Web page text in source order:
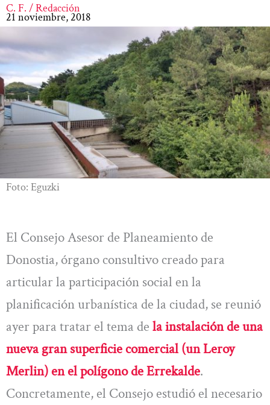
C. F. / Redacción
21 noviembre, 2018
Foto: Eguzki
El Consejo Asesor de Planeamiento de
Donostia, órgano consultivo creado para
articular la participación social en la
planificación urbanística de la ciudad, se reunió
ayer para tratar el tema de la instalación de una
nueva gran superficie comercial (un Leroy
Merlin) en el polígono de Errekalde.
Concretamente, el Consejo estudió el necesario